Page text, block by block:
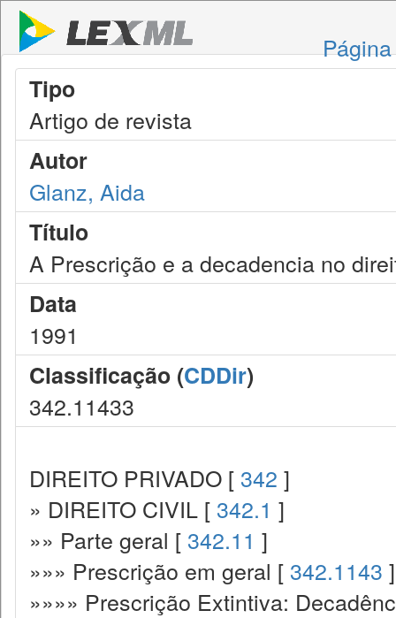
Tipo
Artigo de revista
Autor
Glanz, Aida
Título
A Prescrição e a decadencia no
Data
1991
Classificação (CDDir)
342.11433
DIREITO PRIVADO [ 342 ]
» DIREITO CIVIL [ 342.1 ]
»» Parte geral [ 342.11 ]
»»» Prescrição em geral [ 342.1143 ]
»»»» Prescrição Extintiva: